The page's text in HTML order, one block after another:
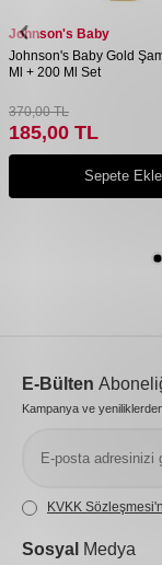
Johnson's Baby
Johnson's Baby Gold
Ml + 200 Ml Set
370,00TL
185,00 TL
Sepete Ekle
E-Bülten
Kampanya ve
KVKK
Sosyal Medya